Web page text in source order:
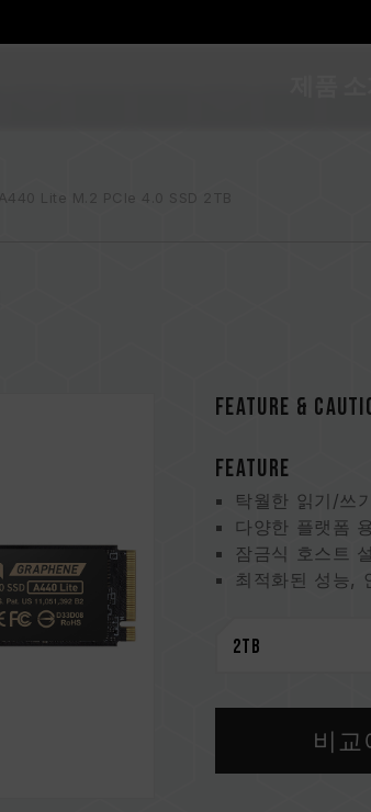
A440 Lite M.2 PCIe 4.0 SSD 2TB
FEATURE &
FEATURE
탁월한 읽기/쓰
다양한 플랫폼
잠금식 호스트
최적화된 성능,
특허 그래핀 방열
대만 발명특허
중국 실용 특허
비교